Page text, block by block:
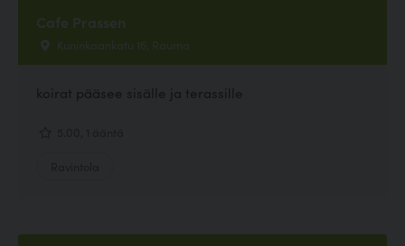
Cafe Prassen
Kuninkaankatu 16, Rauma
koirat pääsee sisälle ja terassille